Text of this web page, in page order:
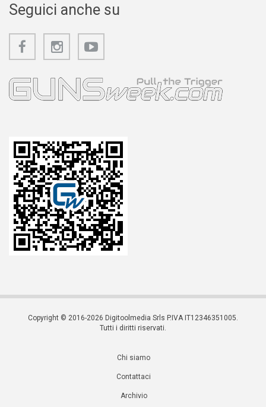
Seguici anche su
Copyright © 2016-2026 Digitoolmedia Srls P.IVA IT12346351005.
Tutti i diritti riservati.
Chi siamo
Contattaci
Archivio